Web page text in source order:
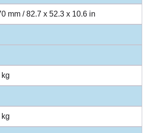
mm / 82.7 x 52.3 x 10.6 in